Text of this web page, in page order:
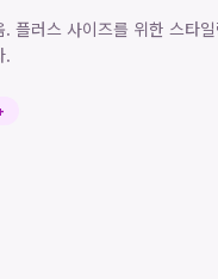
플러스 사이즈를 위한 스타
.